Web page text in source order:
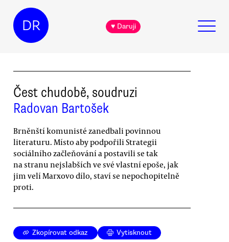
DR ♥ Daruji
Čest chudobě, soudruzi
Radovan Bartošek
Brněnští komunisté zanedbali povinnou
literaturu. Místo aby podpořili Strategii
sociálního začleňování a postavili se tak
na stranu nejslabších ve své vlastní epoše, jak
jim velí Marxovo dílo, staví se nepochopitelně
proti.
Zkopírovat odkaz Vytisknout